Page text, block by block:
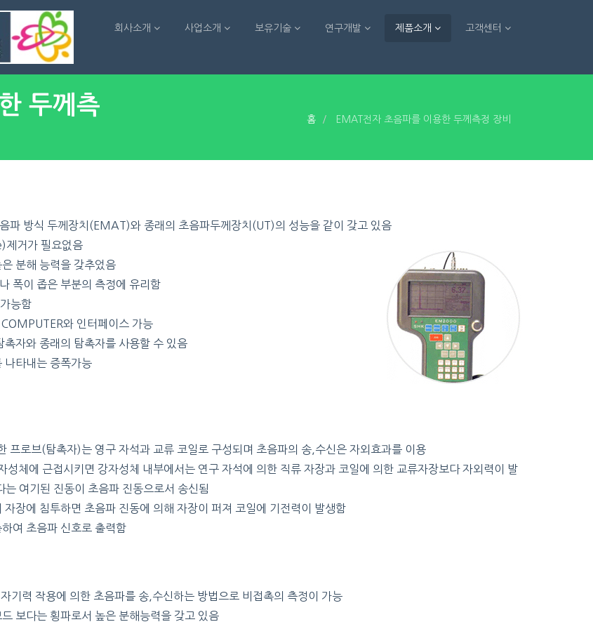
회사소개 사업소개 보유기술 연구개발 제품소개 고객센터
두께측
홈 EMAT전자 초음파를 이용한 두께측정 장비
파 방식 두께장치(EMAT)와 종래의 초음파두께장치(UT)의 성능을 같이 갖고 있음
제거가 필요없음
분해 능력을 갖추었음
폭이 좁은 부분의 측정에 유리함
능함
와 인터페이스 가능
촉자와 종래의 탐촉자를 사용할 수 있음
나타내는 증폭가능
프로브(탐촉자)는 영구 자석과 교류 코일로 구성되며 초음파의 송,수신은 자외효과를 이용
성체에 근접시키면 강자성체 내부에서는 연구 자석에 의한 직류 자장과 코일에 의한 교류자장보다 자외력이 발
는 여기된 진동이 초음파 진동으로서 송신됨
자장에 침투하면 초음파 진동에 의해 자장이 퍼져 코일에 기전력이 발생함
여 초음파 신호로 출력함
기력 작용에 의한 초음파를 송,수신하는 방법으로 비접촉의 측정이 가능
보다는 횡파로서 높은 분해능력을 갖고 있음